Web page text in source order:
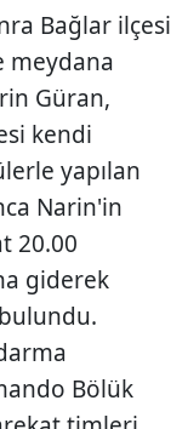
Bağlar ilçesi
meydana
Güran,
kendi
yapılan
Narin'in
20.00
giderek
Bölük